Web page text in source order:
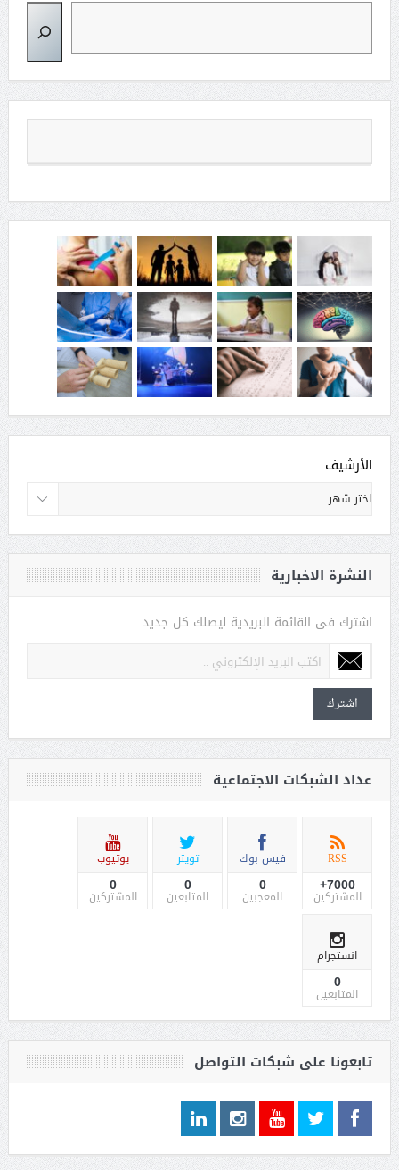
الأرشيف
النشرة الاخبارية
اشترك فى القائمة البريدية ليصلك كل جديد
اشترك
عداد الشبكات الاجتماعية
RSS
7000+
المشتركين
فيس بوك
0
المعجبين
تويتر
0
المتابعين
يوتيوب
0
المشتركين
انستجرام
0
المتابعين
تابعونا على شبكات التواصل